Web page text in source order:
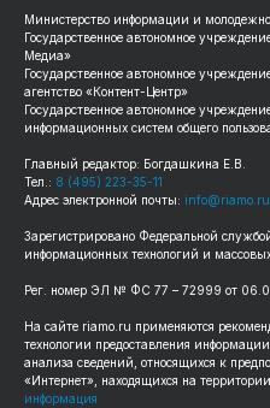
Министерство информации и
Государственное автономное
Медиа»
Государственное автономное
агентство «Контент-Центр»
Государственное автономное
информационных систем общего
Главный редактор: Богдашкина Е.В.
Тел.: 8 (495) 223-35-11
Адрес электронной почты: info@riamo.ru
Зарегистрировано Федеральной
информационных технологий и
Рег. номер ЭЛ № ФС 77 – 72999 от
На сайте riamo.ru применяются
технологии предоставления
анализа сведений, относящихся к
«Интернет», находящихся на
информация